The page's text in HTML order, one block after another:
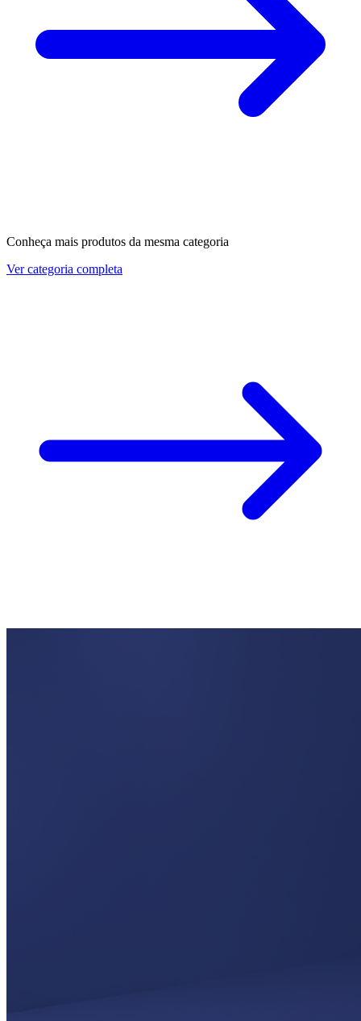
Conheça mais produtos da mesma categoria
Ver categoria completa